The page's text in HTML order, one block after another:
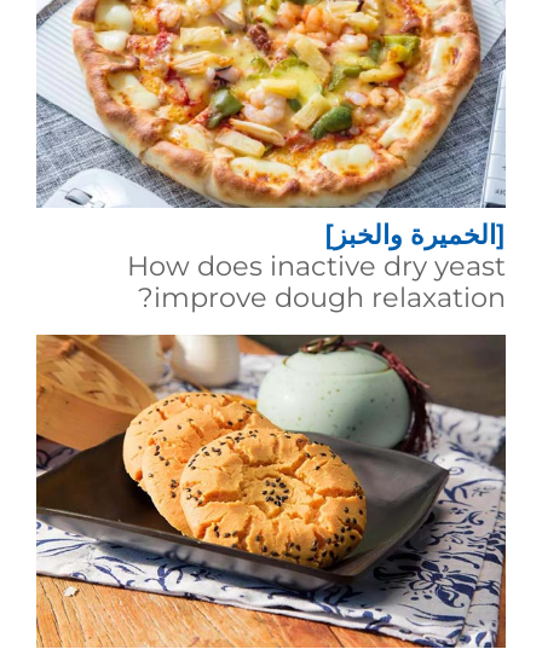
[الخميرة والخبز]
How does inactive dry yeast
improve dough relaxation?